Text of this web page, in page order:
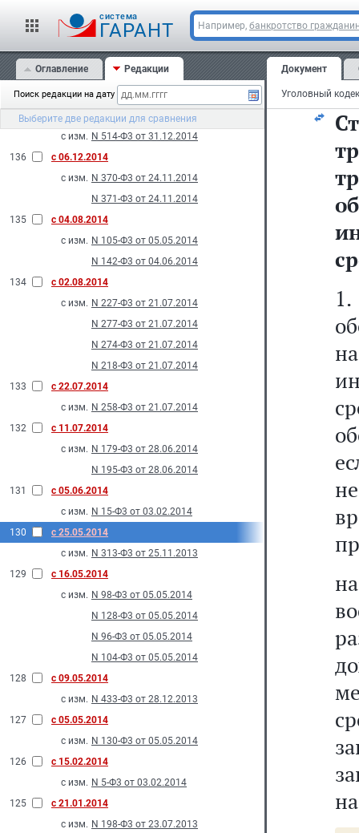
cистема
ГАРАНТ Например, банкротство
Оглавление Редакции
Поиск редакции на дату
Выберите две редакции для сравнения
N 529-Ф3 от 31.12.2014
N 530-Ф3 от 31.12.2014
138
с 03.01.2015
с изм.
N 430-Ф3 от 22.12.2014
137
с 31.12.2014
с изм. N 514-Ф3 от 31.12.2014
136
с 06.12.2014
с изм. N 370-Ф3 от 24.11.2014
N 371-Ф3 от 24.11.2014
135
с 04.08.2014
с изм. N 105-Ф3 от 05.05.2014
N 142-Ф3 от 04.06.2014
134
с 02.08.2014
с изм. N 227-Ф3 от 21.07.2014
N 277-Ф3 от 21.07.2014
N 274-Ф3 от 21.07.2014
N 218-Ф3 от 21.07.2014
133
с 22.07.2014
с изм. N 258-Ф3 от 21.07.2014
132
с 11.07.2014
с изм. N 179-Ф3 от 28.06.2014
N 195-Ф3 от 28.06.2014
131
с 05.06.2014
с изм. N 15-Ф3 от 03.02.2014
130
с 25.05.2014
с изм. N 313-Ф3 от 25.11.2013
129
с 16.05.2014
с изм. N 98-Ф3 от 05.05.2014
N 128-Ф3 от 05.05.2014
N 96-Ф3 от 05.05.2014
N 104-Ф3 от 05.05.2014
128
с 09.05.2014
с изм. N 433-Ф3 от 28.12.2013
127
с 05.05.2014
с изм. N 130-Ф3 от 05.05.2014
126
с 15.02.2014
с изм. N 5-Ф3 от 03.02.2014
125
с 21.01.2014
с изм. N 198-Ф3 от 23.07.2013
Документ